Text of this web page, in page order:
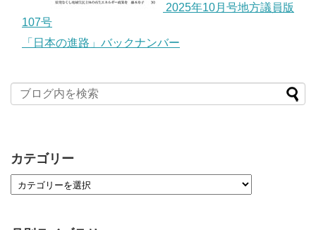
2025年10月号地方議員版
107号
「日本の進路」バックナンバー
カテゴリー